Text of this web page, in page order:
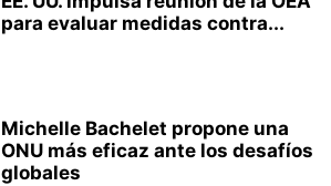
para evaluar medidas contra...
Michelle Bachelet propone una
ONU más eficaz ante los desafíos
globales